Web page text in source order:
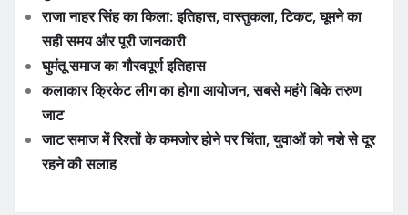
राजा नाहर सिंह का किला: इतिहास, वास्तुकला, टिकट, घूमने का
सही समय और पूरी जानकारी
घुमंतू समाज का गौरवपूर्ण इतिहास
कलाकार क्रिकेट लीग का होगा आयोजन, सबसे महंगे बिके तरुण
जाट
जाट समाज में रिश्तों के कमजोर होने पर चिंता, युवाओं को नशे से दूर
रहने की सलाह